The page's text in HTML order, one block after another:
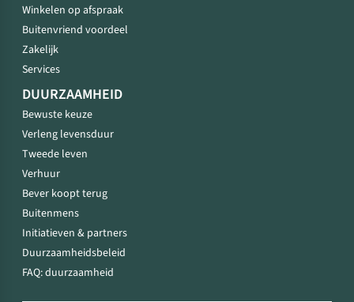
Winkelen op afspraak
Buitenvriend voordeel
Zakelijk
Services
DUURZAAMHEID
Bewuste keuze
Verleng levensduur
Tweede leven
Verhuur
Bever koopt terug
Buitenmens
Initiatieven & partners
Duurzaamheidsbeleid
FAQ: duurzaamheid